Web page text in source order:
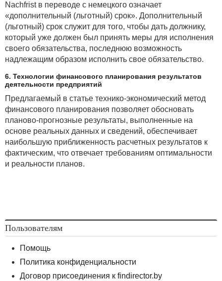
Nachfrist в переводе с немецкого означает
«дополнительный (льготный) срок». Дополнительный
(льготный) срок служит для того, чтобы дать должнику,
который уже должен был принять меры для исполнения
своего обязательства, последнюю возможность
надлежащим образом исполнить свое обязательство.
6. Технологии финансового планирования результатов
деятельности предприятий
Предлагаемый в статье технико-экономический метод
финансового планирования позволяет обосновать
планово-прогнозные результаты, выполненные на
основе реальных данных и сведений, обеспечивает
наибольшую приближенность расчетных результатов к
фактическим, что отвечает требованиям оптимальности
и реальности планов.
Пользователям
Помощь
Политика конфиденциальности
Договор присоединения к findirector.by